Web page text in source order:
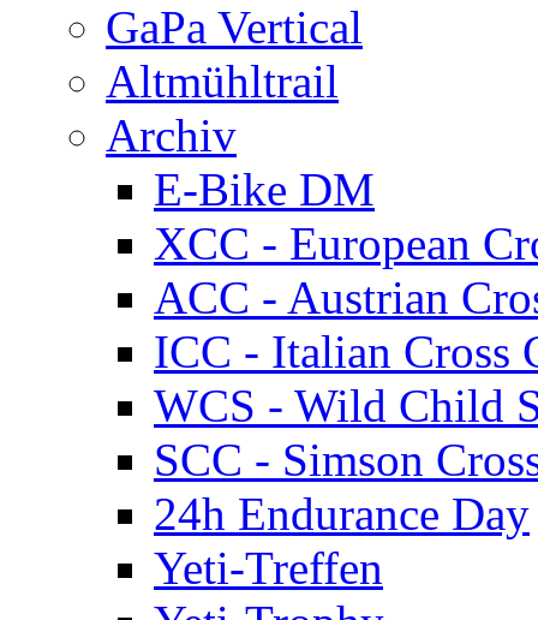
GaPa Vertical
Altmühltrail
Archiv
E-Bike DM
XCC - European
ACC - Austrian
ICC - Italian Cross
WCS - Wild Child
SCC - Simson
24h Endurance Day
Yeti-Treffen